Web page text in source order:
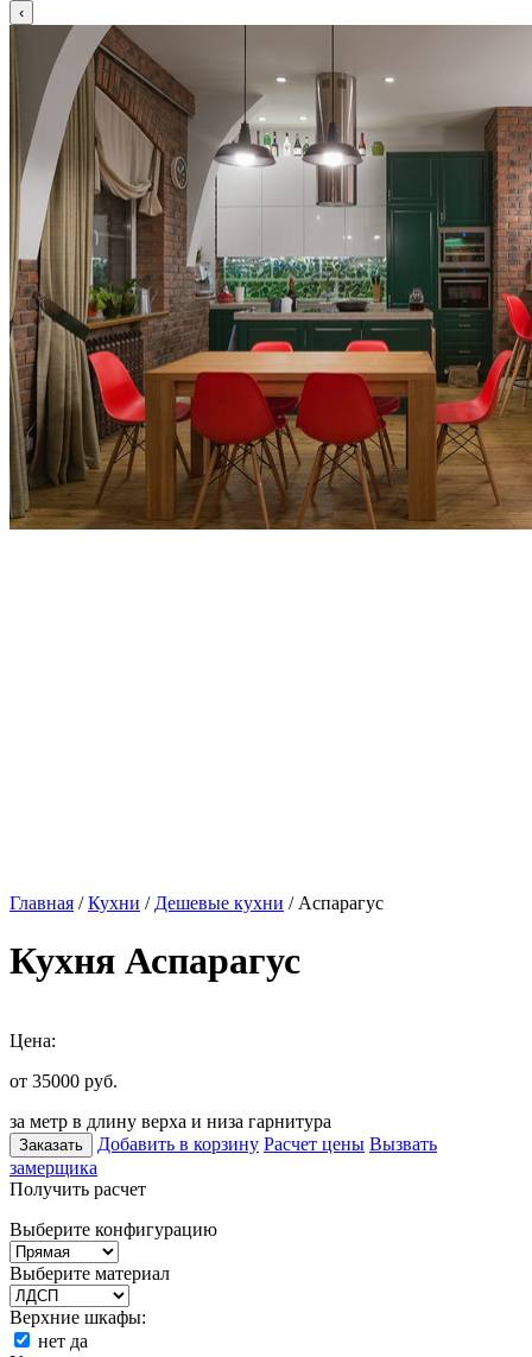
Главная /Кухни / Дешевые кухни / Аспарагус
Кухня Аспарагус
Цена:
от 35000 руб.
за метр в длину верха и низа гарнитура
Заказать Добавить в корзину Расчет цены Вызвать
замерщика
Получить расчет
Выберите конфигурацию
Выберите материал
Верхние шкафы:
нет да